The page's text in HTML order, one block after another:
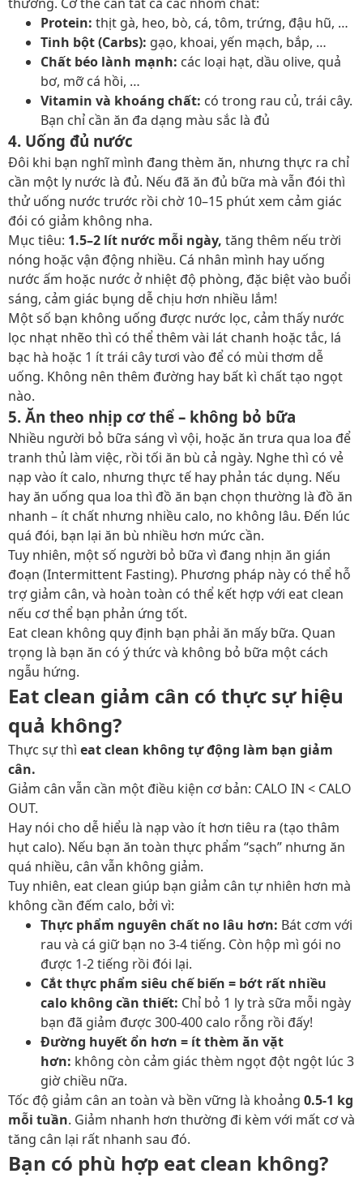
thường. Cơ thể cần tất cả các nhóm chất:
Protein: thịt gà, heo, bò, cá, tôm, trứng, đậu hũ, …
Tinh bột (Carbs): gạo, khoai, yến mạch, bắp, …
Chất béo lành mạnh: các loại hạt, dầu olive, quả
bơ, mỡ cá hồi, …
Vitamin và khoáng chất: có trong rau củ, trái cây.
Bạn chỉ cần ăn đa dạng màu sắc là đủ
4. Uống đủ nước
Đôi khi bạn nghĩ mình đang thèm ăn, nhưng thực ra chỉ
cần một ly nước là đủ. Nếu đã ăn đủ bữa mà vẫn đói thì
thử uống nước trước rồi chờ 10–15 phút xem cảm giác
đói có giảm không nha.
Mục tiêu: 1.5–2 lít nước mỗi ngày, tăng thêm nếu trời
nóng hoặc vận động nhiều. Cá nhân mình hay uống
nước ấm hoặc nước ở nhiệt độ phòng, đặc biệt vào buổi
sáng, cảm giác bụng dễ chịu hơn nhiều lắm!
Một số bạn không uống được nước lọc, cảm thấy nước
lọc nhạt nhẽo thì có thể thêm vài lát chanh hoặc tắc, lá
bạc hà hoặc 1 ít trái cây tươi vào để có mùi thơm dễ
uống. Không nên thêm đường hay bất kì chất tạo ngọt
nào.
5. Ăn theo nhịp cơ thể – không bỏ bữa
Nhiều người bỏ bữa sáng vì vội, hoặc ăn trưa qua loa để
tranh thủ làm việc, rồi tối ăn bù cả ngày. Nghe thì có vẻ
nạp vào ít calo, nhưng thực tế hay phản tác dụng. Nếu
hay ăn uống qua loa thì đồ ăn bạn chọn thường là đồ ăn
nhanh – ít chất nhưng nhiều calo, no không lâu. Đến lúc
quá đói, bạn lại ăn bù nhiều hơn mức cần.
Tuy nhiên, một số người bỏ bữa vì đang nhịn ăn gián
đoạn (Intermittent Fasting). Phương pháp này có thể hỗ
trợ giảm cân, và hoàn toàn có thể kết hợp với eat clean
nếu cơ thể bạn phản ứng tốt.
Eat clean không quy định bạn phải ăn mấy bữa. Quan
trọng là bạn ăn có ý thức và không bỏ bữa một cách
ngẫu hứng.
Eat clean giảm cân có thực sự hiệu
quả không?
Thực sự thì eat clean không tự động làm bạn giảm
cân.
Giảm cân vẫn cần một điều kiện cơ bản: CALO IN < CALO
OUT.
Hay nói cho dễ hiểu là nạp vào ít hơn tiêu ra (tạo thâm
hụt calo). Nếu bạn ăn toàn thực phẩm “sạch” nhưng ăn
quá nhiều, cân vẫn không giảm.
Tuy nhiên, eat clean giúp bạn giảm cân tự nhiên hơn mà
không cần đếm calo, bởi vì:
Thực phẩm nguyên chất no lâu hơn: Bát cơm với
rau và cá giữ bạn no 3-4 tiếng. Còn hộp mì gói no
được 1-2 tiếng rồi đói lại.
Cắt thực phẩm siêu chế biến = bớt rất nhiều
calo không cần thiết: Chỉ bỏ 1 ly trà sữa mỗi ngày
bạn đã giảm được 300-400 calo rỗng rồi đấy!
Đường huyết ổn hơn = ít thèm ăn vặt
hơn: không còn cảm giác thèm ngọt đột ngột lúc 3
giờ chiều nữa.
Tốc độ giảm cân an toàn và bền vững là khoảng 0.5-1 kg
mỗi tuần. Giảm nhanh hơn thường đi kèm với mất cơ và
tăng cân lại rất nhanh sau đó.
Bạn có phù hợp eat clean không?